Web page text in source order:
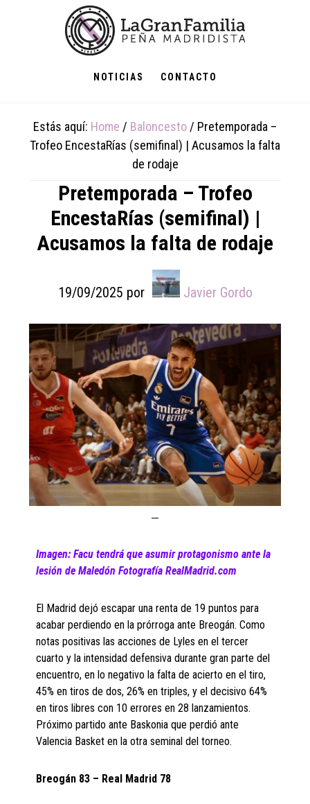
NOTICIAS CONTACTO
Estás aquí: Home / Baloncesto / Pretemporada –
Trofeo EncestaRías (semifinal) | Acusamos la falta
de rodaje
Pretemporada – Trofeo
EncestaRías (semifinal) |
Acusamos la falta de rodaje
19/09/2025 por Javier Gordo
Imagen: Facu tendrá que asumir protagonismo ante la
lesión de Maledón Fotografía RealMadrid.com
El Madrid dejó escapar una renta de 19 puntos para
acabar perdiendo en la prórroga ante Breogán. Como
notas positivas las acciones de Lyles en el tercer
cuarto y la intensidad defensiva durante gran parte del
encuentro, en lo negativo la falta de acierto en el tiro,
45% en tiros de dos, 26% en triples, y el decisivo 64%
en tiros libres con 10 errores en 28 lanzamientos.
Próximo partido ante Baskonia que perdió ante
Valencia Basket en la otra seminal del torneo.
Breogán 83 – Real Madrid 78